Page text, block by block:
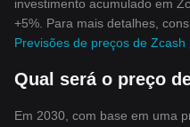
investimento acumulado em
+5%. Para mais detalhes,
Previsões de preços de
Qual será o preço
Em 2030, com base em uma